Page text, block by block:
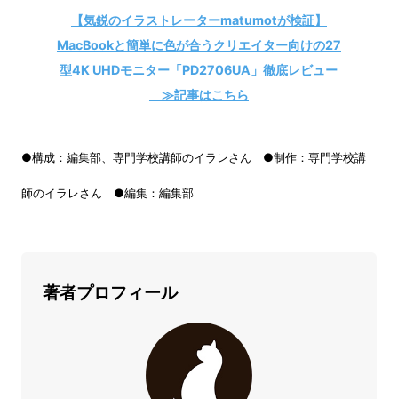
【気鋭のイラストレーターmatumotが検証】
MacBookと簡単に色が合うクリエイター向けの27
型4K UHDモニター「PD2706UA」徹底レビュー
≫記事はこちら
●構成：編集部、専門学校講師のイラレさん ●制作：専門学校講
師のイラレさん ●編集：編集部
著者プロフィール